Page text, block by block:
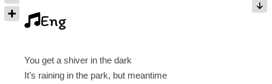
Eng
You get a shiver in the dark
It’s raining in the park, but meantime